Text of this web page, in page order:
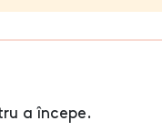
a începe.